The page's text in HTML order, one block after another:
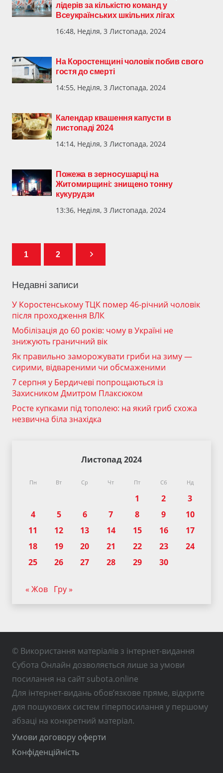
лідерів за кількістю команд у
Всеукраїнських шкільних лігах
16:48, Неділя, 3 Листопада, 2024
На Коростенщині чоловік побив свого
гостя до смерті
14:55, Неділя, 3 Листопада, 2024
Календар квашення капусти в
листопаді 2024
14:14, Неділя, 3 Листопада, 2024
Пожежа в зерносушарці на
Житомирщині: знищено тонну
кукурудзи
13:36, Неділя, 3 Листопада, 2024
1 2
Недавні записи
У Коростенському ТЦК помер 46-річний чоловік
після проходження ВЛК
Мобілізація до 60 років: чому в Україні не
знижують граничний вік
Як правильно заморожувати гриби на зиму —
сирими, відвареними чи обсмаженими
7 серпня у Бердичеві попрощаються із
Захисником Дмитром Плаксюком
Росте купками під тополею: на який гриб схожа
незвична біла знахідка
Листопад 2024
Пн Вт Ср Чт Пт Сб Нд
1 2
3
4
5 6 7 8 9
10
11
12 13 14 15 16
17
18
19 20 21 22 23
24
25
26 27 28 29 30
« Жов Гру »
© Використання матеріалів з інтернет-видання
Субота Онлайн дозволяється лише за умови
посилання на сайт subota.online
Для інтернет-видань обов’язкове пряме, відкрите
для пошукових систем гіперпосилання у першому
абзаці на конкретний матеріал.
Умови договору оферти
Конфіденційність